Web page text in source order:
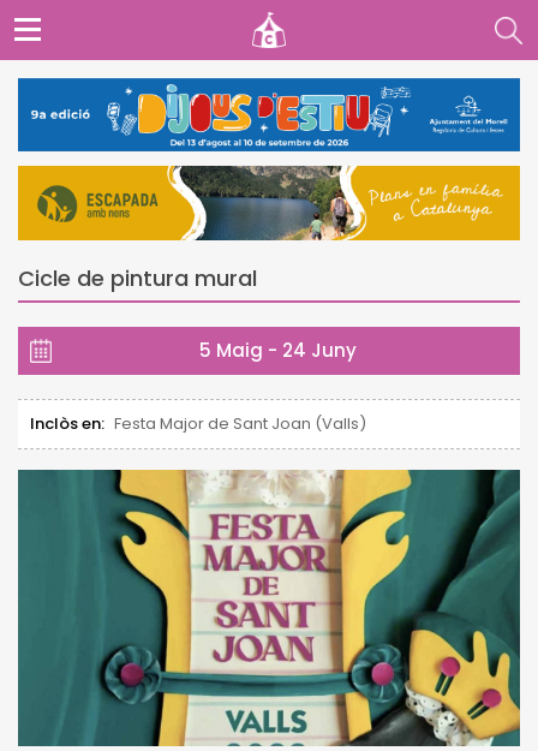
Cicle de pintura mural
5 Maig - 24 Juny
Inclòs en: Festa Major de Sant Joan (Valls)